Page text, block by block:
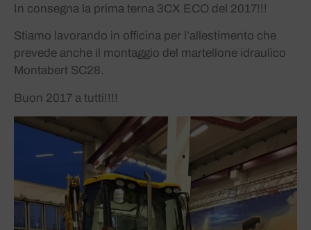
In consegna la prima terna 3CX ECO del 2017!!!
Stiamo lavorando in officina per l’allestimento che
prevede anche il montaggio del martellone idraulico
Montabert SC28.
Buon 2017 a tutti!!!!